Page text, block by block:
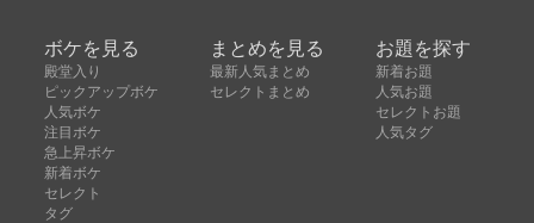
ボケを見る
殿堂入り
ピックアップボケ
人気ボケ
注目ボケ
急上昇ボケ
新着ボケ
セレクト
タグ
まとめを見る
最新人気まとめ
セレクトまとめ
お題を探す
新着お題
人気お題
セレクトお題
人気タグ